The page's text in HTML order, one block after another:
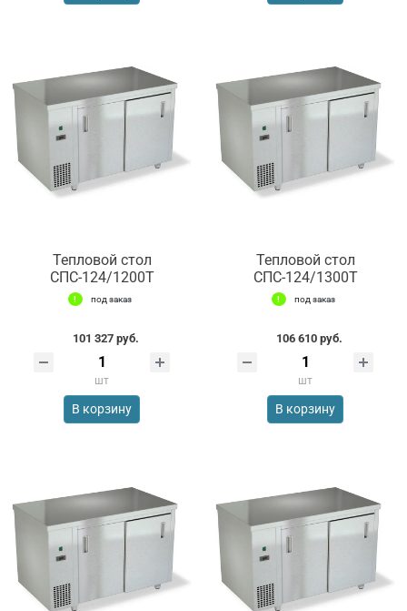
Тепловой стол
СПС-124/1200Т
под заказ
101 327 руб.
шт
В корзину
Тепловой стол
СПС-124/1300Т
под заказ
106 610 руб.
шт
В корзину